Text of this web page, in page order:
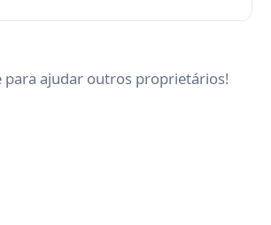
para ajudar outros proprietários!